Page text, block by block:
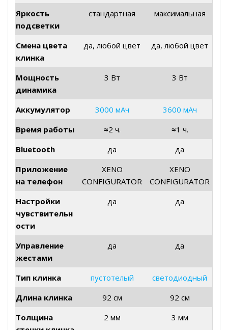
Яркость
подсветки
стандартная максимальная
Смена цвета
клинка
да, любой цвет да, любой цвет
Мощность
динамика
3 Вт 3 Вт
Аккумулятор 3000 мАч
3600 мАч
Время работы
≈2 ч. ≈1 ч.
Bluetooth
да
да
Приложение
на телефон
XENO
CONFIGURATOR
XENO
CONFIGURATOR
Настройки
чувствительн
ости
да да
Управление
жестами
да да
Тип клинка пустотелый
светодиодный
Длина клинка
92 см
92 см
Толщина
2 мм 3 мм